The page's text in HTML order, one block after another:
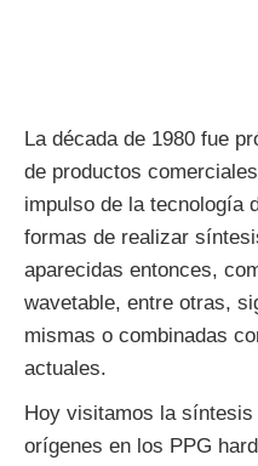
La década de 1980 fue
de productos
impulso de la tecnología
formas de realizar
aparecidas entonces,
wavetable, entre otras,
mismas o combinadas
actuales.
Hoy visitamos la
orígenes en los PPG